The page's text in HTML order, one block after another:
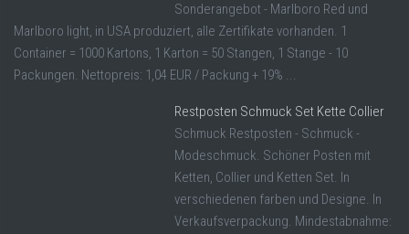
Sonderangebot - Marlboro Red und
Marlboro light, in USA produziert, alle Zertifikate vorhanden. 1
Container = 1000 Kartons, 1 Karton = 50 Stangen, 1 Stange - 10
Packungen. Nettopreis: 1,04 EUR / Packung + 19% ...
Restposten Schmuck Set Kette Collier
Schmuck Restposten - Schmuck -
Modeschmuck. Schöner Posten mit
Ketten, Collier und Ketten Set. In
verschiedenen farben und Designe. In
Verkaufsverpackung. Mindestabnahme: